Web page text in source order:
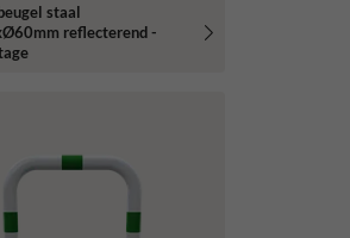
staal
reflecterend -